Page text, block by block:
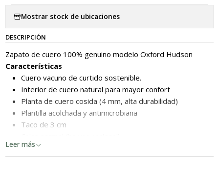
Mostrar stock de ubicaciones
DESCRIPCIÓN
Zapato de cuero 100% genuino modelo Oxford Hudson
Características
Cuero vacuno de curtido sostenible.
Interior de cuero natural para mayor confort
Planta de cuero cosida (4 mm, alta durabilidad)
Plantilla acolchada y antimicrobiana
Taco de 3 cm
Hecho en Chile
Leer más